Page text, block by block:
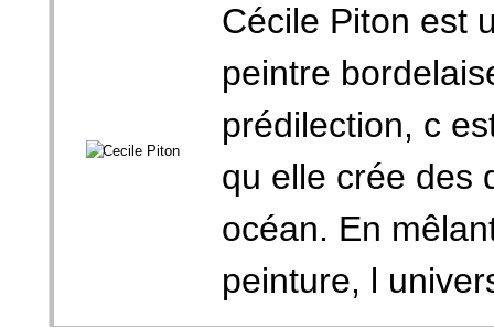
Cécile Piton est
peintre
prédilection, c
qu elle crée des
océan. En
peinture, l